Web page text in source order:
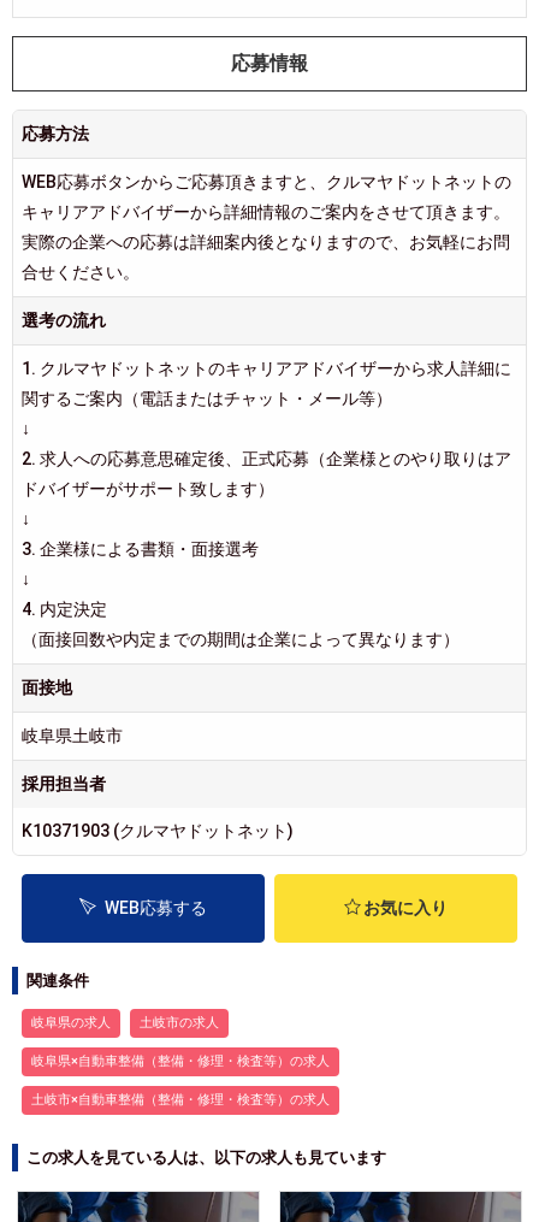
応募情報
応募方法
WEB応募ボタンからご応募頂きますと、クルマヤドットネットの
キャリアアドバイザーから詳細情報のご案内をさせて頂きます。
実際の企業への応募は詳細案内後となりますので、お気軽にお問
合せください。
選考の流れ
1. クルマヤドットネットのキャリアアドバイザーから求人詳細に
関するご案内（電話またはチャット・メール等）
↓
2. 求人への応募意思確定後、正式応募（企業様とのやり取りはア
ドバイザーがサポート致します）
↓
3. 企業様による書類・面接選考
↓
4. 内定決定
（面接回数や内定までの期間は企業によって異なります）
面接地
岐阜県土岐市
採用担当者
K10371903 (クルマヤドットネット)
WEB応募する お気に入り
関連条件
岐阜県の求人 土岐市の求人
岐阜県×自動車整備（整備・修理・検査等）の求人
土岐市×自動車整備（整備・修理・検査等）の求人
この求人を見ている人は、以下の求人も見ています